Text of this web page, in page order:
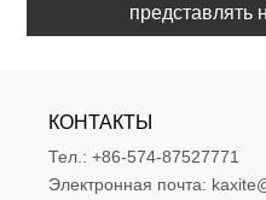
представлять
КОНТАКТЫ
Тел.: +86-574-87527771
Электронная почта: